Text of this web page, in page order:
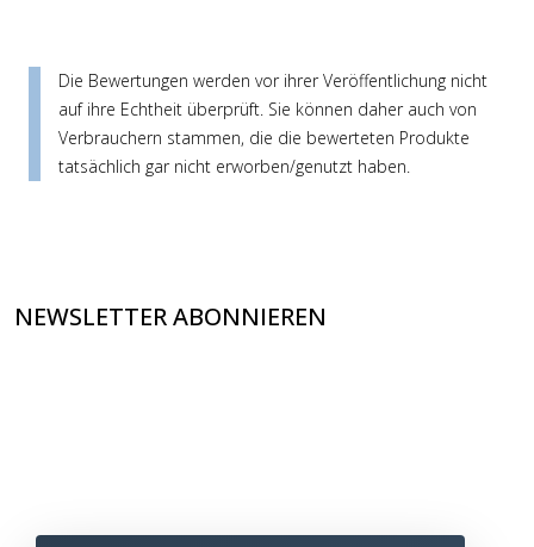
Die Bewertungen werden vor ihrer Veröffentlichung nicht
auf ihre Echtheit überprüft. Sie können daher auch von
Verbrauchern stammen, die die bewerteten Produkte
tatsächlich gar nicht erworben/genutzt haben.
NEWSLETTER ABONNIEREN